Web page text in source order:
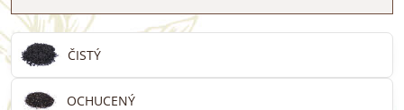
ČISTÝ
OCHUCENÝ